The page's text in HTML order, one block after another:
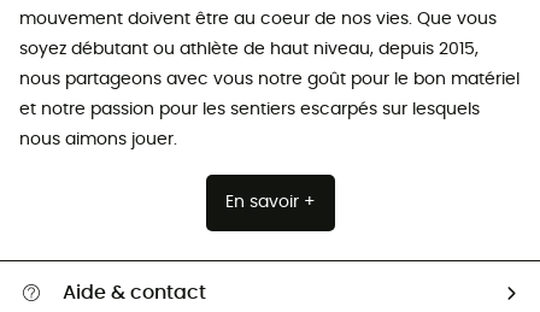
mouvement doivent être au coeur de nos vies. Que vous
soyez débutant ou athlète de haut niveau, depuis 2015,
nous partageons avec vous notre goût pour le bon matériel
et notre passion pour les sentiers escarpés sur lesquels
nous aimons jouer.
En savoir +
Aide & contact